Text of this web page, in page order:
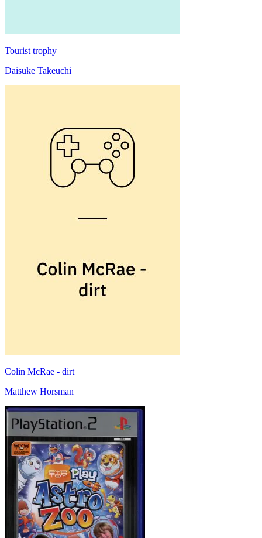
Tourist trophy
Daisuke Takeuchi
Colin McRae - dirt
Matthew Horsman